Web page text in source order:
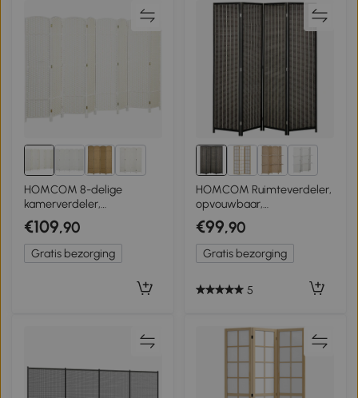
HOMCOM 8-delige
kamerverdeler,
opvouwbaar
privacyscherm,
privacywand voor
woonkamer, slaapkamer,
€109,90
Gratis bezorging
HOMCOM Ruimteverdeler,
opvouwbaar,
grenenhout/bamboe, 180 x
180 cm, Bruin/Zwart
€99,90
Gratis bezorging
5